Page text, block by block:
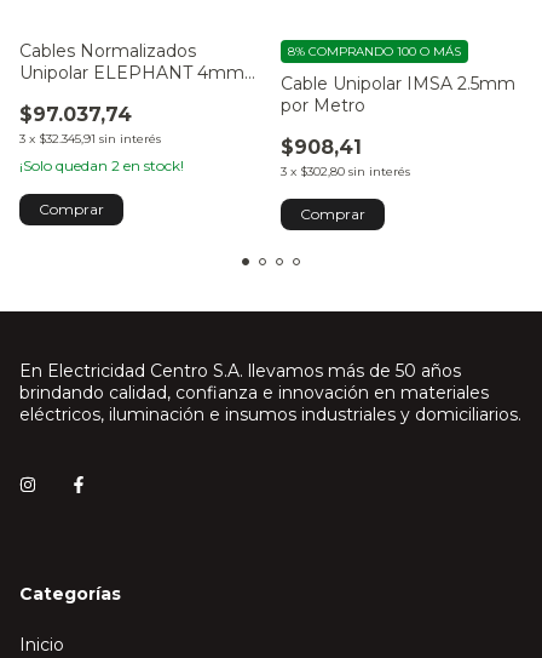
Cables Normalizados
Unipolar ELEPHANT 4mm
$97.037,74
3 x $32.345,91 sin interés
¡Solo quedan 2 en stock!
Comprar
Cable Unipolar IMSA 2.5mm
por Metro
$908,41
3 x $302,80 sin interés
8% COMPRANDO 100 O MÁS
Comprar
En Electricidad Centro S.A. llevamos más de 50 años
brindando calidad, confianza e innovación en materiales
eléctricos, iluminación e insumos industriales y domiciliarios.
Categorías
Inicio